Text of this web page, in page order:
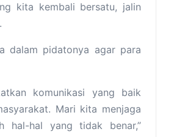
kita kembali bersatu, jalin
dalam pidatonya agar para
komunikasi yang baik
Mari kita menjaga
hal-hal yang tidak benar,”